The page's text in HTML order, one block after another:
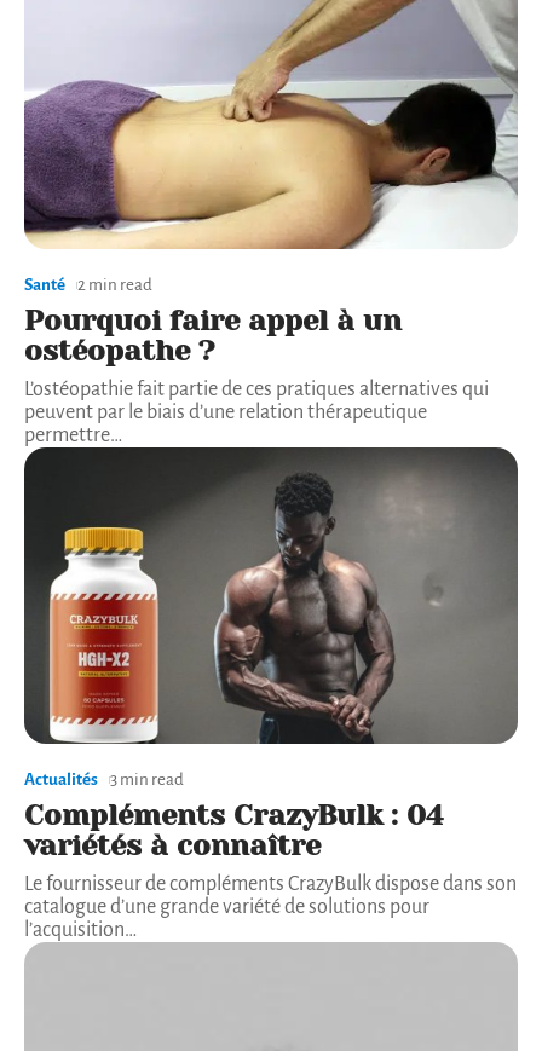
Santé 2 min read
Pourquoi faire appel à un
ostéopathe ?
L’ostéopathie fait partie de ces pratiques alternatives qui
peuvent par le biais d’une relation thérapeutique
permettre…
Actualités 3 min read
Compléments CrazyBulk : 04
variétés à connaître
Le fournisseur de compléments CrazyBulk dispose dans son
catalogue d’une grande variété de solutions pour
l’acquisition…